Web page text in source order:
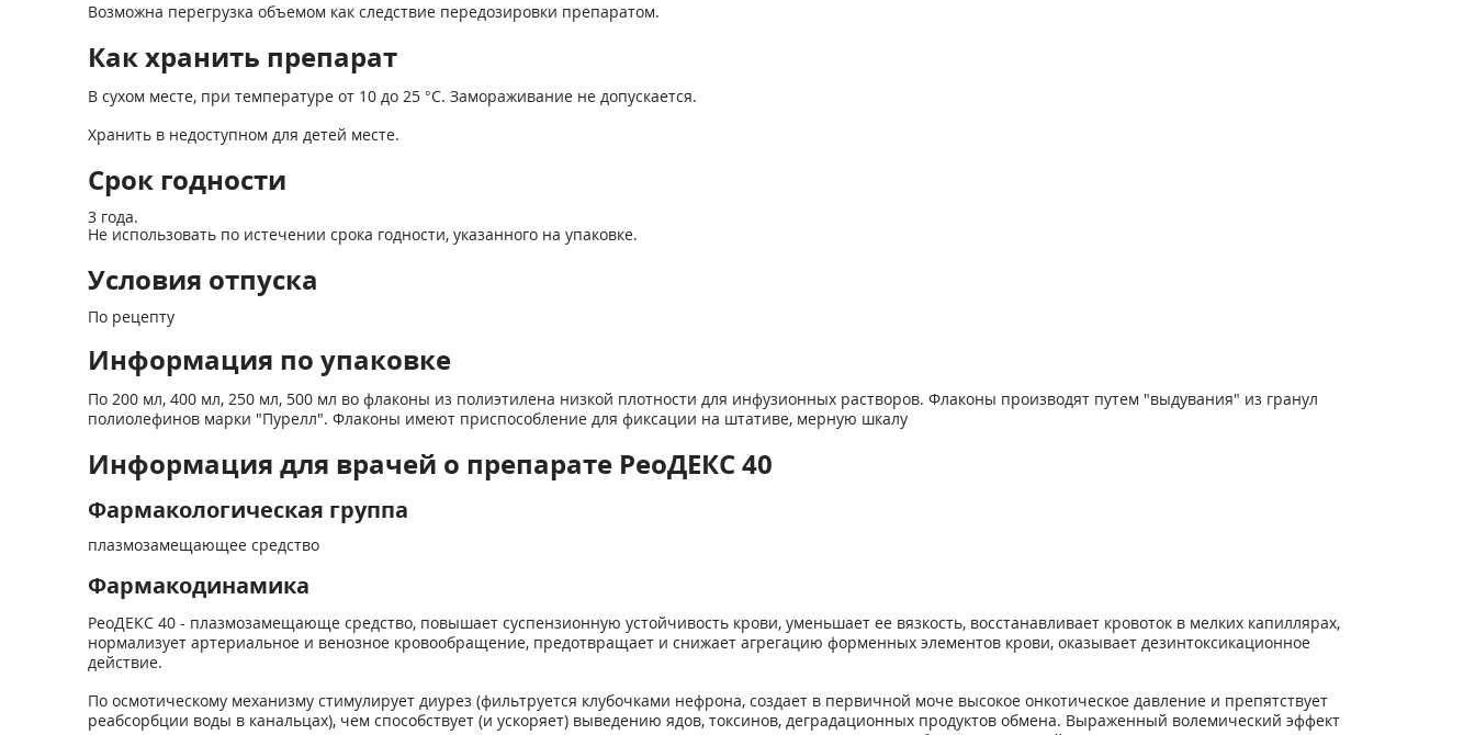
Возможна перегрузка объемом как следствие передозировки препаратом.
Как хранить препарат
В сухом месте, при температуре от 10 до 25 °С. Замораживание не допускается.
Хранить в недоступном для детей месте.
Срок годности
3 года.
Не использовать по истечении срока годности, указанного на упаковке.
Условия отпуска
По рецепту
Информация по упаковке
По 200 мл, 400 мл, 250 мл, 500 мл во флаконы из полиэтилена низкой плотности для инфузионных растворов. Флаконы производят путем "выдувания" из гранул
полиолефинов марки "Пурелл". Флаконы имеют приспособление для фиксации на штативе, мерную шкалу
Информация для врачей о препарате РеоДЕКС 40
Фармакологическая группа
плазмозамещающее средство
Фармакодинамика
РеоДЕКС 40 - плазмозамещающе средство, повышает суспензионную устойчивость крови, уменьшает ее вязкость, восстанавливает кровоток в мелких капиллярах,
нормализует артериальное и венозное кровообращение, предотвращает и снижает агрегацию форменных элементов крови, оказывает дезинтоксикационное
действие.
По осмотическому механизму стимулирует диурез (фильтруется клубочками нефрона, создает в первичной моче высокое онкотическое давление и препятствует
реабсорбции воды в канальцах), чем способствует (и ускоряет) выведению ядов, токсинов, деградационных продуктов обмена. Выраженный волемический эффект